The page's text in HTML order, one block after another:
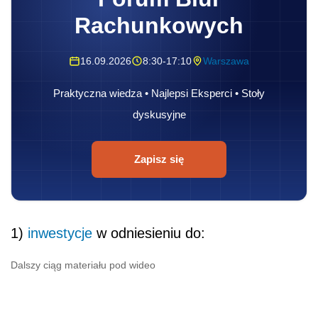
Rachunkowych
16.09.2026 8:30-17:10 Warszawa
Praktyczna wiedza • Najlepsi Eksperci • Stoły
dyskusyjne
Zapisz się
1) inwestycje w odniesieniu do:
Dalszy ciąg materiału pod wideo